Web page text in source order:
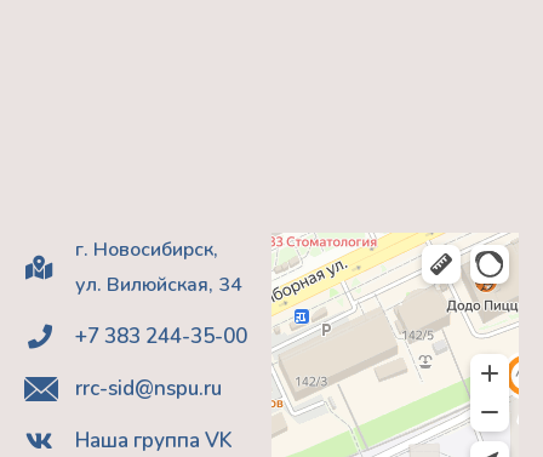
г. Новосибирск,
ул. Вилюйская, 34
+7 383 244-35-00
rrc-sid@nspu.ru
Наша группа VK